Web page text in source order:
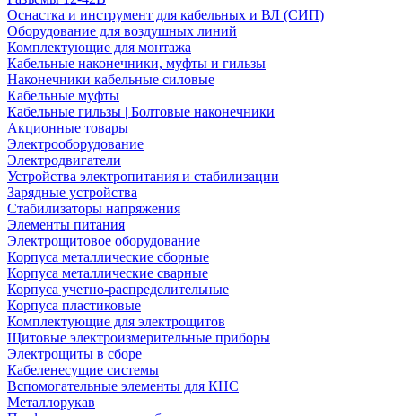
Оснастка и инструмент для кабельных и ВЛ (СИП)
Оборудование для воздушных линий
Комплектующие для монтажа
Кабельные наконечники, муфты и гильзы
Наконечники кабельные силовые
Кабельные муфты
Кабельные гильзы | Болтовые наконечники
Акционные товары
Электрооборудование
Электродвигатели
Устройства электропитания и стабилизации
Зарядные устройства
Стабилизаторы напряжения
Элементы питания
Электрощитовое оборудование
Корпуса металлические сборные
Корпуса металлические сварные
Корпуса учетно-распределительные
Корпуса пластиковые
Комплектующие для электрощитов
Щитовые электроизмерительные приборы
Электрощиты в сборе
Кабеленесущие системы
Вспомогательные элементы для КНС
Металлорукав